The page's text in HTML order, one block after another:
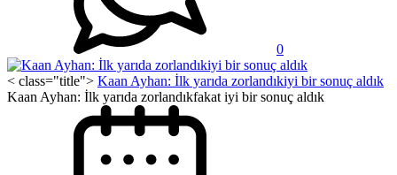
0
< class="title"> Kaan Ayhan: İlk yarıda zorlandıkiyi bir sonuç aldık
Kaan Ayhan: İlk yarıda zorlandıkfakat iyi bir sonuç aldık